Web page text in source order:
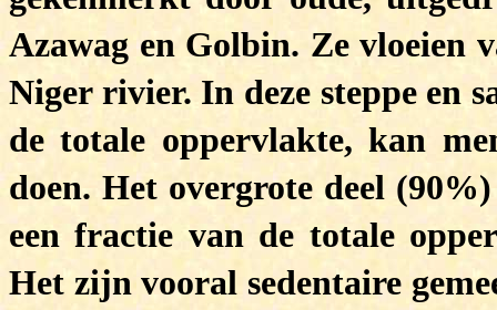
Azawag en Golbin. Ze vloeien
Niger rivier. In deze steppe en
de totale oppervlakte, kan
doen. Het overgrote deel
een fractie van de totale
Het zijn vooral sedentaire